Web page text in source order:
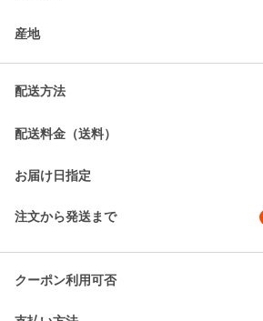
産地
配送方法
配送料金（送料）
お届け日指定
注文から発送まで
クーポン利用可否